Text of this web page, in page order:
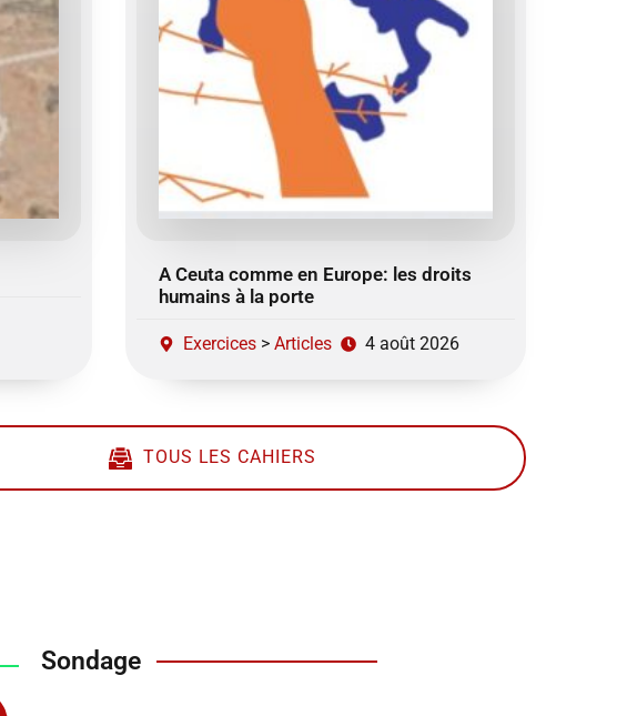
A Ceuta comme en Europe: les droits
humains à la porte
Exercices> Articles 4 août 2026
TOUS LES CAHIERS
Sondage